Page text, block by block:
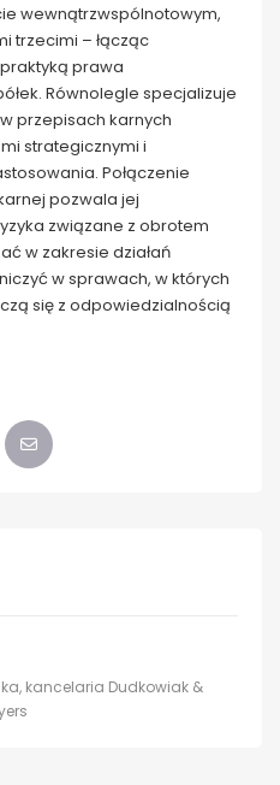
wewnątrzwspólnotowym,
trzecimi – łącząc
prawa
Równolegle specjalizuje
przepisach karnych
strategicznymi i
Połączenie
pozwala jej
związane z obrotem
w zakresie działań
w sprawach, w których
się z odpowiedzialnością
kancelaria Dudkowiak &